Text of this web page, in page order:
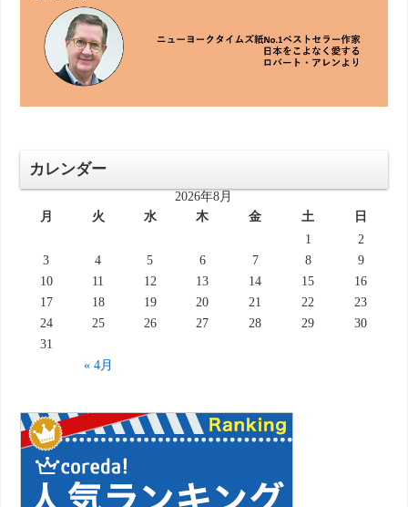
カレンダー
2026年8月
月
火 水 木 金 土 日
« 4月
1
2
3
4 5 6 7 8
9
10
11 12 13 14 15
16
17
18 19 20 21 22
23
24
25 26 27 28 29
30
31